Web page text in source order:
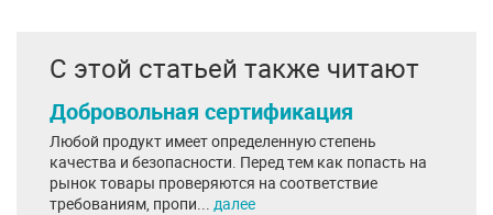
С этой статьей также читают
Добровольная сертификация
Любой продукт имеет определенную степень
качества и безопасности. Перед тем как попасть на
рынок товары проверяются на соответствие
требованиям, пропи... далее